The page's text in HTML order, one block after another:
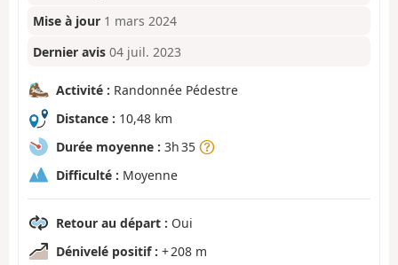
Mise à jour 1 mars 2024
Dernier avis 04 juil. 2023
Activité : Randonnée Pédestre
Distance : 10,48 km
Durée moyenne : 3h 35
Difficulté : Moyenne
Retour au départ : Oui
Dénivelé positif : + 208 m